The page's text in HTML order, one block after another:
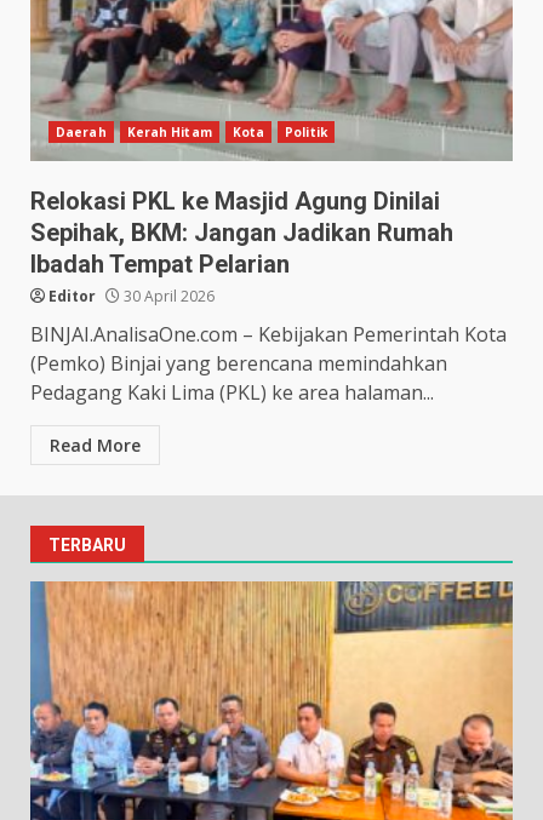
Daerah Kerah Hitam Kota Politik
Relokasi PKL ke Masjid Agung Dinilai
Sepihak, BKM: Jangan Jadikan Rumah
Ibadah Tempat Pelarian
Editor 30 April 2026
BINJAI.AnalisaOne.com – Kebijakan Pemerintah Kota
(Pemko) Binjai yang berencana memindahkan
Pedagang Kaki Lima (PKL) ke area halaman...
Read More
TERBARU